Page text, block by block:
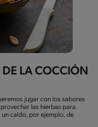
LA COCCIÓN
jugar con los sabores
las hierbas para
caldo, por ejemplo, de